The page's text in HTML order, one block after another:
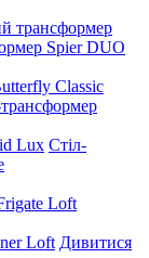
трансформер
Spier DUO
Classic
Lux Стіл-
Loft
Loft Дивитися